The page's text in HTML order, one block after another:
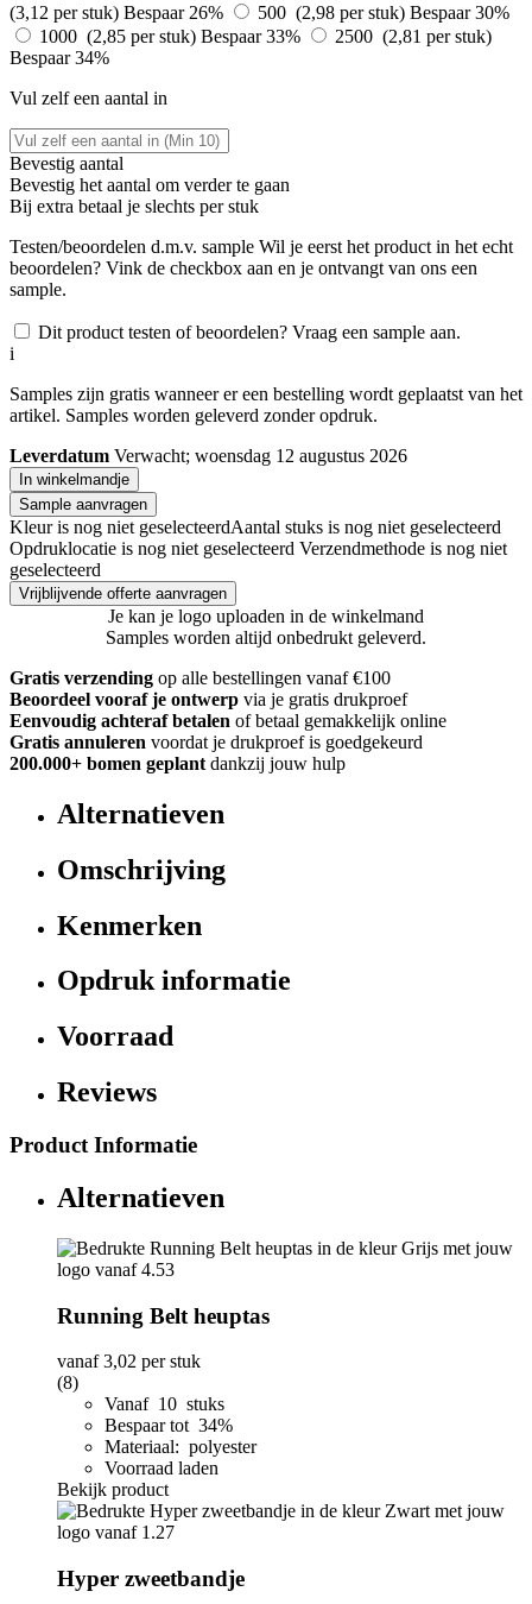
(3,12 per stuk) Bespaar 26% 500 (2,98 per stuk) Bespaar 30%
1000 (2,85 per stuk) Bespaar 33%
2500 (2,81 per stuk)
Bespaar 34%
Vul zelf een aantal in
Bevestig aantal
Bevestig het aantal om verder te gaan
Bij extra betaal je slechts per stuk
Testen/beoordelen d.m.v. sample Wil je eerst het product in het echt
beoordelen? Vink de checkbox aan en je ontvangt van ons een
sample.
Dit product testen of beoordelen? Vraag een sample aan.
i
Samples zijn gratis wanneer er een bestelling wordt geplaatst van het
artikel. Samples worden geleverd zonder opdruk.
Leverdatum Verwacht; woensdag 12 augustus 2026
In winkelmandje
Sample aanvragen
Kleur is nog niet geselecteerdAantal stuks is nog niet geselecteerd
Opdruklocatie is nog niet geselecteerd Verzendmethode is nog niet
geselecteerd
Vrijblijvende offerte aanvragen
Je kan je logo uploaden in de winkelmand
Samples worden altijd onbedrukt geleverd.
Gratis verzending op alle bestellingen vanaf €100
Beoordeel vooraf je ontwerp via je gratis drukproef
Eenvoudig achteraf betalen of betaal gemakkelijk online
Gratis annuleren voordat je drukproef is goedgekeurd
200.000+ bomen geplant dankzij jouw hulp
Alternatieven
Omschrijving
Kenmerken
Opdruk informatie
Voorraad
Reviews
Product Informatie
Alternatieven
Running Belt heuptas
vanaf3,02 per stuk
(8)
Vanaf 10 stuks
Bespaar tot 34%
Materiaal: polyester
Voorraad laden
Bekijk product
Hyper zweetbandje